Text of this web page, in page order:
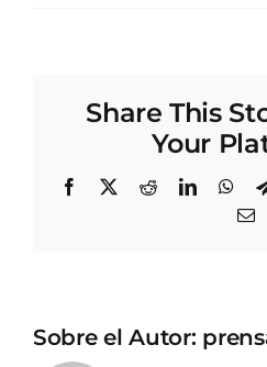
Share This
Your
Facebook
X RedditLinkedIn
Sobre el Autor: